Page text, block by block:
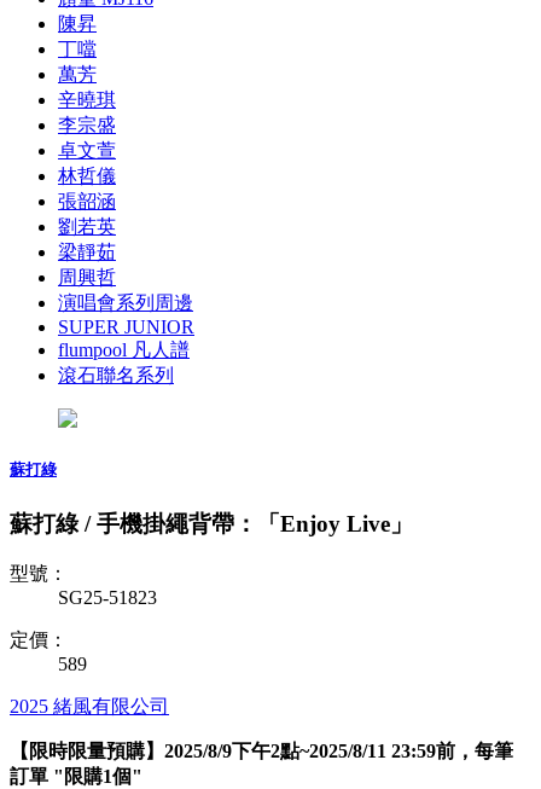
陳昇
丁噹
萬芳
辛曉琪
李宗盛
卓文萱
林哲儀
張韶涵
劉若英
梁靜茹
周興哲
演唱會系列周邊
SUPER JUNIOR
flumpool 凡人譜
滾石聯名系列
蘇打綠
蘇打綠 / 手機掛繩背帶：「Enjoy Live」
型號：
SG25-51823
定價：
589
2025 緒風有限公司
【限時限量預購】2025/8/9下午2點~2025/8/11 23:59前，每筆
訂單 "限購1個"